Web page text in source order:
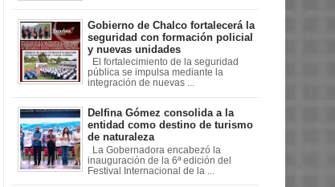
Gobierno de Chalco fortalecerá la
seguridad con formación policial
y nuevas unidades
El fortalecimiento de la seguridad
pública se impulsa mediante la
integración de nuevas ...
Delfina Gómez consolida a la
entidad como destino de turismo
de naturaleza
La Gobernadora encabezó la
inauguración de la 6ª edición del
Festival Internacional de la ...